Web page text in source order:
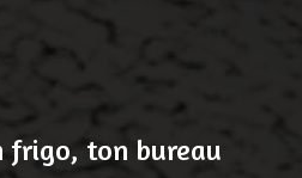
frigo, ton bureau